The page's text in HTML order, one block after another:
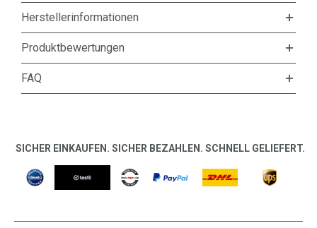
Herstellerinformationen
Produktbewertungen
FAQ
SICHER EINKAUFEN. SICHER BEZAHLEN. SCHNELL GELIEFERT.